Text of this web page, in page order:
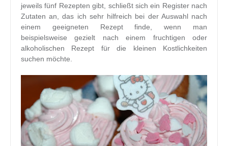
jeweils fünf Rezepten gibt, schließt sich ein Register nach
Zutaten an, das ich sehr hilfreich bei der Auswahl nach
einem geeigneten Rezept finde, wenn man
beispielsweise gezielt nach einem fruchtigen oder
alkoholischen Rezept für die kleinen Kostlichkeiten
suchen möchte.